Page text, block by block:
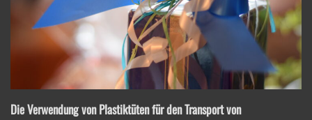
Die Verwendung von Plastiktüten für den Transport von